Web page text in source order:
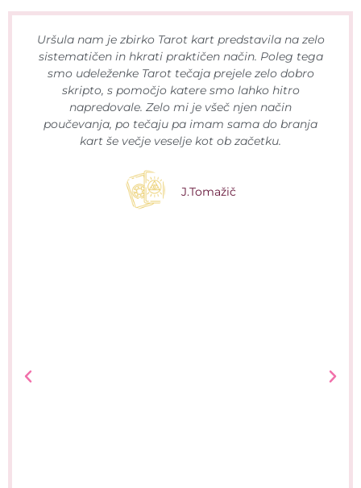
Uršula nam je zbirko Tarot kart predstavila na zelo
sistematičen in hkrati praktičen način. Poleg tega
smo udeleženke Tarot tečaja prejele zelo dobro
skripto, s pomočjo katere smo lahko hitro
napredovale. Zelo mi je všeč njen način
poučevanja, po tečaju pa imam sama do branja
kart še večje veselje kot ob začetku.
J.Tomažič